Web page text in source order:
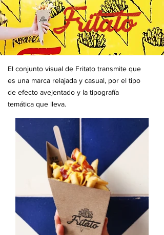
El conjunto visual de Fritato transmite que
es una marca relajada y casual, por el tipo
de efecto avejentado y la tipografía
temática que lleva.